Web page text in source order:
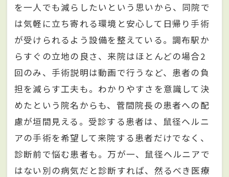
を一人でも減らしたいという思いから、同院で
は気軽に立ち寄れる環境と安心して日帰り手術
が受けられるよう設備を整えている。調布駅か
らすぐの立地の良さ、来院はほとんどの場合2
回のみ、手術説明は動画で行うなど、患者の負
担を減らす工夫も。わかりやすさを意識して決
めたという院名からも、菅間院長の患者への配
慮が垣間見える。受診する患者は、鼠径ヘルニ
アの手術を希望して来院する患者だけでなく、
診断前で悩む患者も。万が一、鼠径ヘルニアで
はない別の病気だと診断すれば、然るべき医療